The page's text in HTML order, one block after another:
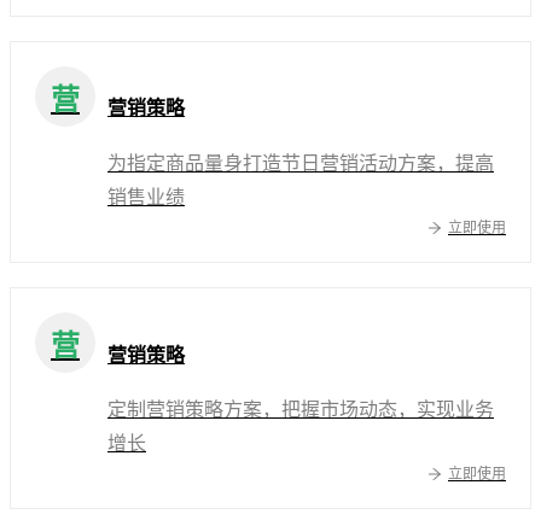
营 营销策略
为指定商品量身打造节日营销活动方案，提高
销售业绩
立即使用
营 营销策略
定制营销策略方案，把握市场动态，实现业务
增长
立即使用